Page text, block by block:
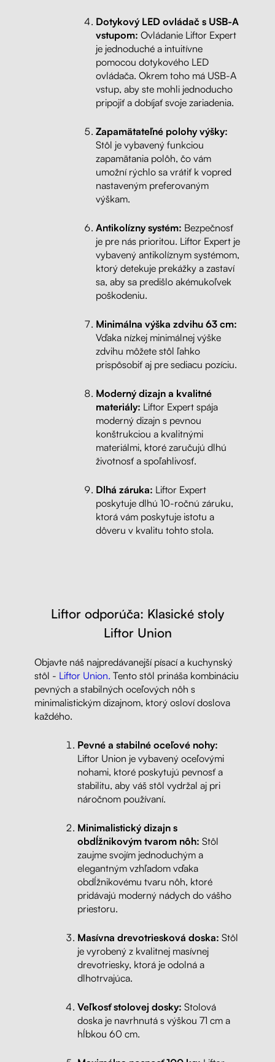
Dotykový LED ovládač s USB-A
vstupom: Ovládanie Liftor Expert
je jednoduché a intuitívne
pomocou dotykového LED
ovládača. Okrem toho má USB-A
vstup, aby ste mohli jednoducho
pripojiť a dobíjať svoje zariadenia.
Zapamätateľné polohy výšky:
Stôl je vybavený funkciou
zapamätania polôh, čo vám
umožní rýchlo sa vrátiť k vopred
nastaveným preferovaným
výškam.
Antikolízny systém: Bezpečnosť
je pre nás prioritou. Liftor Expert je
vybavený antikolíznym systémom,
ktorý detekuje prekážky a zastaví
sa, aby sa predišlo akémukoľvek
poškodeniu.
Minimálna výška zdvihu 63 cm:
Vďaka nízkej minimálnej výške
zdvihu môžete stôl ľahko
prispôsobiť aj pre sediacu pozíciu.
Moderný dizajn a kvalitné
materiály: Liftor Expert spája
moderný dizajn s pevnou
konštrukciou a kvalitnými
materiálmi, ktoré zaručujú dlhú
životnosť a spoľahlivosť.
Dlhá záruka: Liftor Expert
poskytuje dlhú 10-ročnú záruku,
ktorá vám poskytuje istotu a
dôveru v kvalitu tohto stola.
Liftor odporúča: Klasické stoly
Liftor Union
Objavte náš najpredávanejší písací a kuchynský
stôl - Liftor Union. Tento stôl prináša kombináciu
pevných a stabilných oceľových nôh s
minimalistickým dizajnom, ktorý osloví doslova
každého.
Pevné a stabilné oceľové nohy:
Liftor Union je vybavený oceľovými
nohami, ktoré poskytujú pevnosť a
stabilitu, aby váš stôl vydržal aj pri
náročnom používaní.
Minimalistický dizajn s
obdĺžnikovým tvarom nôh: Stôl
zaujme svojím jednoduchým a
elegantným vzhľadom vďaka
obdĺžnikovému tvaru nôh, ktoré
pridávajú moderný nádych do vášho
priestoru.
Masívna drevotriesková doska: Stôl
je vyrobený z kvalitnej masívnej
drevotriesky, ktorá je odolná a
dlhotrvajúca.
Veľkosť stolovej dosky: Stolová
doska je navrhnutá s výškou 71 cm a
hĺbkou 60 cm.